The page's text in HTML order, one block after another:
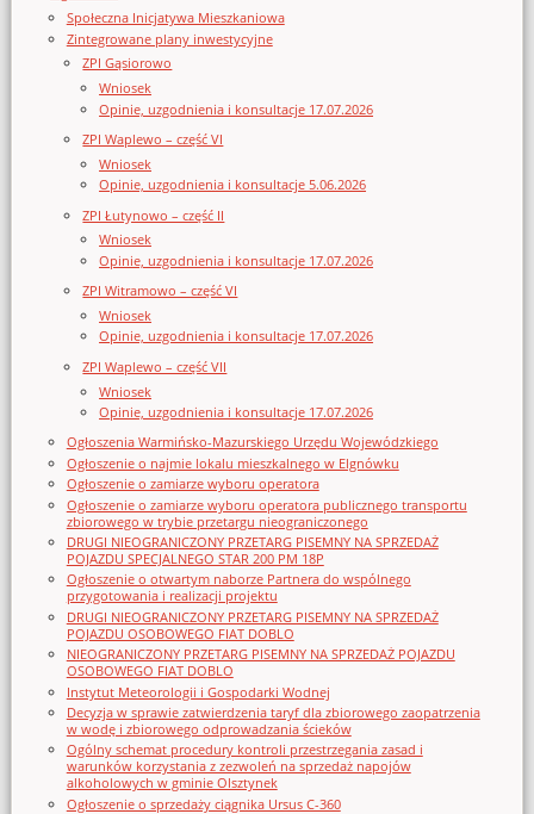
Społeczna Inicjatywa Mieszkaniowa
Zintegrowane plany inwestycyjne
ZPI Gąsiorowo
Wniosek
Opinie, uzgodnienia i konsultacje 17.07.2026
ZPI Waplewo – część VI
Wniosek
Opinie, uzgodnienia i konsultacje 5.06.2026
ZPI Łutynowo – część II
Wniosek
Opinie, uzgodnienia i konsultacje 17.07.2026
ZPI Witramowo – część VI
Wniosek
Opinie, uzgodnienia i konsultacje 17.07.2026
ZPI Waplewo – część VII
Wniosek
Opinie, uzgodnienia i konsultacje 17.07.2026
Ogłoszenia Warmińsko-Mazurskiego Urzędu Wojewódzkiego
Ogłoszenie o najmie lokalu mieszkalnego w Elgnówku
Ogłoszenie o zamiarze wyboru operatora
Ogłoszenie o zamiarze wyboru operatora publicznego transportu
zbiorowego w trybie przetargu nieograniczonego
DRUGI NIEOGRANICZONY PRZETARG PISEMNY NA SPRZEDAŻ
POJAZDU SPECJALNEGO STAR 200 PM 18P
Ogłoszenie o otwartym naborze Partnera do wspólnego
przygotowania i realizacji projektu
DRUGI NIEOGRANICZONY PRZETARG PISEMNY NA SPRZEDAŻ
POJAZDU OSOBOWEGO FIAT DOBLO
NIEOGRANICZONY PRZETARG PISEMNY NA SPRZEDAŻ POJAZDU
OSOBOWEGO FIAT DOBLO
Instytut Meteorologii i Gospodarki Wodnej
Decyzja w sprawie zatwierdzenia taryf dla zbiorowego zaopatrzenia
w wodę i zbiorowego odprowadzania ścieków
Ogólny schemat procedury kontroli przestrzegania zasad i
warunków korzystania z zezwoleń na sprzedaż napojów
alkoholowych w gminie Olsztynek
Ogłoszenie o sprzedaży ciągnika Ursus C-360